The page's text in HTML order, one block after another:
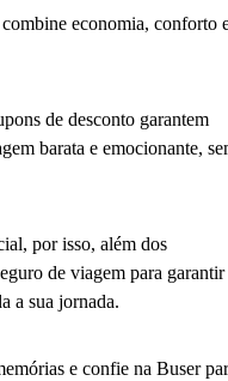
economia, conforto
de desconto garantem
barata e emocionante,
por isso, além dos
de viagem para garantir
a sua jornada.
e confie na Buser